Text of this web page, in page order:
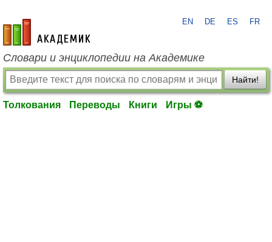
academic.ru
EN DE ES FR
Словари и энциклопедии на Академике
Найти!
Толкования Переводы Книги Игры ⚽